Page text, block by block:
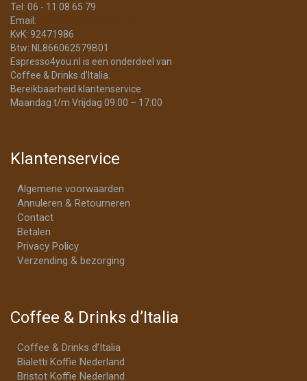
Tel: 06 - 11 08 65 79
Email:
KvK: 92471986
Btw: NL866062579B01
Espresso4you.nl is een onderdeel van
Coffee & Drinks d’Italia.
Bereikbaarheid klantenservice
Maandag t/m Vrijdag 09:00 – 17:00
Klantenservice
Algemene voorwaarden
Annuleren & Retourneren
Contact
Betalen
Privacy Policy
Verzending & bezorging
Coffee & Drinks d’Italia
Coffee & Drinks d’Italia
Bialetti Koffie Nederland
Bristot Koffie Nederland